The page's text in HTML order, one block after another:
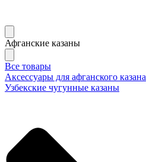
Афганские казаны
Все товары
Аксессуары для афганского казана
Узбекские чугунные казаны